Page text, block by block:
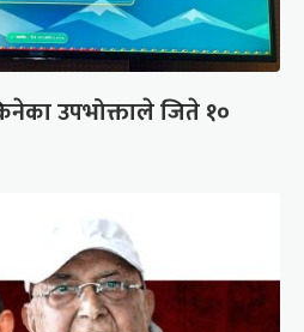
उपभोक्ताले जिते १०